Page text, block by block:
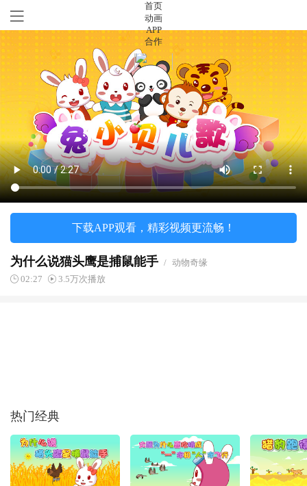
首页
动画
APP
合作
下载APP观看，精彩视频更流畅！
为什么说猫头鹰是捕鼠能手 / 动物奇缘
02:27
3.5万次播放
热门经典